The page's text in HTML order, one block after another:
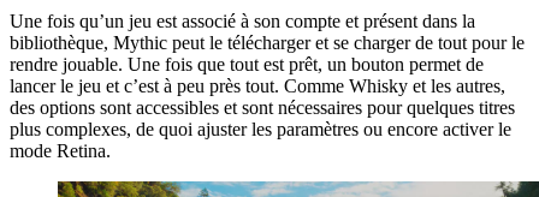
Une fois qu’un jeu est associé à son compte et présent dans la
bibliothèque, Mythic peut le télécharger et se charger de tout pour le
rendre jouable. Une fois que tout est prêt, un bouton permet de
lancer le jeu et c’est à peu près tout. Comme Whisky et les autres,
des options sont accessibles et sont nécessaires pour quelques titres
plus complexes, de quoi ajuster les paramètres ou encore activer le
mode Retina.